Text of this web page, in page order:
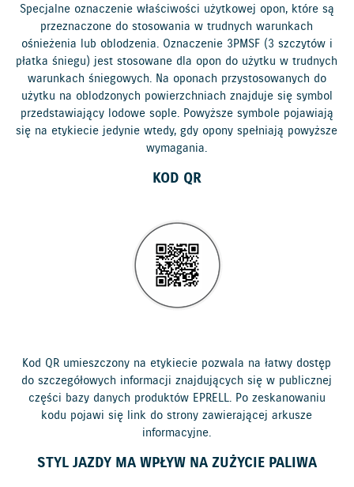
Specjalne oznaczenie właściwości użytkowej opon, które są
przeznaczone do stosowania w trudnych warunkach
ośnieżenia lub oblodzenia. Oznaczenie 3PMSF (3 szczytów i
płatka śniegu) jest stosowane dla opon do użytku w trudnych
warunkach śniegowych. Na oponach przystosowanych do
użytku na oblodzonych powierzchniach znajduje się symbol
przedstawiający lodowe sople. Powyższe symbole pojawiają
się na etykiecie jedynie wtedy, gdy opony spełniają powyższe
wymagania.
KOD QR
Kod QR umieszczony na etykiecie pozwala na łatwy dostęp
do szczegółowych informacji znajdujących się w publicznej
części bazy danych produktów EPRELL. Po zeskanowaniu
kodu pojawi się link do strony zawierającej arkusze
informacyjne.
STYL JAZDY MA WPŁYW NA ZUŻYCIE PALIWA